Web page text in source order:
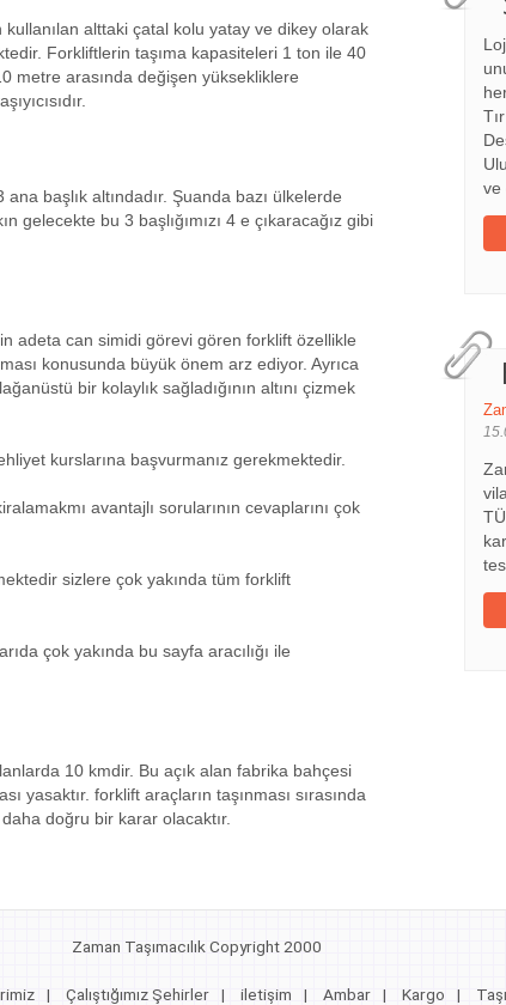
ve
kullanılan alttaki çatal kolu yatay ve dikey olarak
Forkliftlerin taşıma kapasiteleri 1 ton ile 40
metre arasında değişen yüksekliklere
başlık altındadır. Şuanda bazı ülkelerde
gelecekte bu 3 başlığımızı 4 e çıkaracağız gibi
adeta can simidi görevi gören forklift özellikle
konusunda büyük önem arz ediyor. Ayrıca
bir kolaylık sağladığının altını çizmek
kurslarına başvurmanız gerekmektedir.
avantajlı sorularının cevaplarını çok
sizlere çok yakında tüm forklift
çok yakında bu sayfa aracılığı ile
10 kmdir. Bu açık alan fabrika bahçesi
yasaktır. forklift araçların taşınması sırasında
doğru bir karar olacaktır.
Zaman Taşımacılık Copyright 2000
| Çalıştığımız Şehirler | iletişim | Ambar | Kargo |